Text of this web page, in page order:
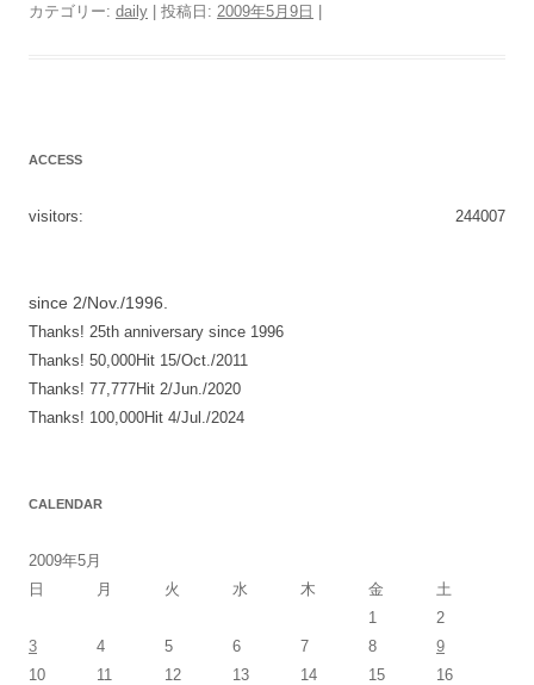
カテゴリー: daily | 投稿日: 2009年5月9日 |
ACCESS
244007
visitors:
since 2/Nov./1996.
Thanks! 25th anniversary since 1996
Thanks! 50,000Hit 15/Oct./2011
Thanks! 77,777Hit 2/Jun./2020
Thanks! 100,000Hit 4/Jul./2024
CALENDAR
2009年5月
日
月 火 水 木 金
土
1
2
3
4 5 6 7 8
9
10
11 12 13 14 15
16